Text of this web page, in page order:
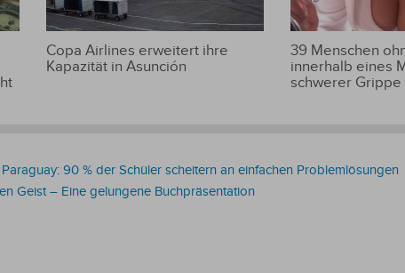
Copa Airlines erweitert ihre
Kapazität in Asunción
39 Menschen
innerhalb eines
schwerer
90 % der Schüler scheitern an einfachen Problemlösungen
Geist – Eine gelungene Buchpräsentation